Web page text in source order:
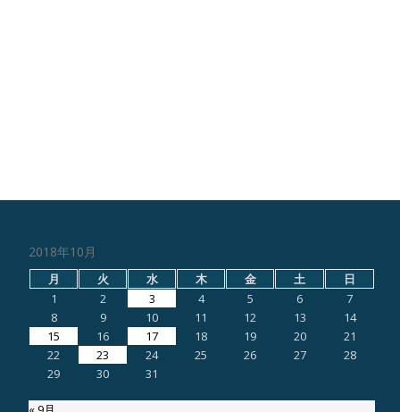
2018年10月
月 火 水 木 金 土
日
1
2 3 4 5 6
7
8
9 10 11 12 13
14
15
16 17 18 19 20
21
22
23 24 25 26 27
28
29
30 31